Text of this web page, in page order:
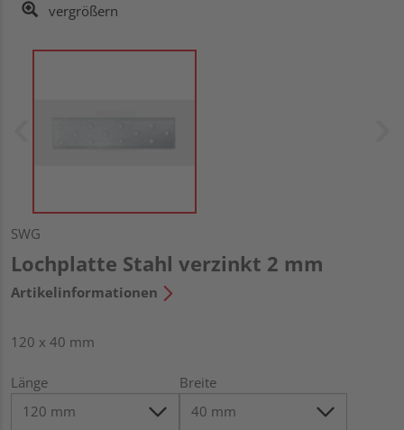
vergrößern
SWG
Lochplatte Stahl verzinkt 2 mm
Artikelinformationen
120 x 40 mm
Länge Breite